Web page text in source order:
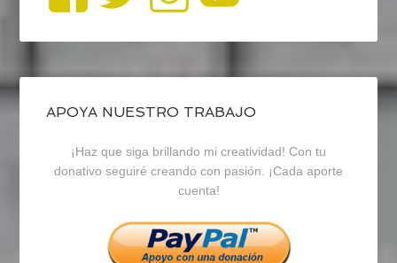
perfil
de
blogrecursosep
en
Facebook
perfil
de
recursosep
en
Twitter
perfil
de
recursosep
en
Instagram
APOYA NUESTRO TRABAJO
¡Haz que siga brillando mi creatividad! Con tu
donativo seguiré creando con pasión. ¡Cada aporte
cuenta!